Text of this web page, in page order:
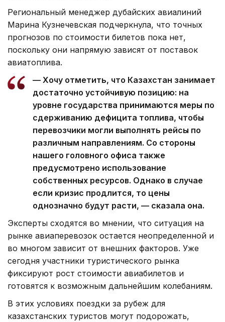
Региональный менеджер дубайских авиалиний
Марина Кузнечевская подчеркнула, что точных
прогнозов по стоимости билетов пока нет,
поскольку они напрямую зависят от поставок
авиатоплива.
— Хочу отметить, что Казахстан занимает
достаточно устойчивую позицию: на
уровне государства принимаются меры по
сдерживанию дефицита топлива, чтобы
перевозчики могли выполнять рейсы по
различным направлениям. Со стороны
нашего головного офиса также
предусмотрено использование
собственных ресурсов. Однако в случае
если кризис продлится, то цены
однозначно будут расти, — сказала она.
Эксперты сходятся во мнении, что ситуация на
рынке авиаперевозок остается неопределенной и
во многом зависит от внешних факторов. Уже
сегодня участники туристического рынка
фиксируют рост стоимости авиабилетов и
готовятся к возможным дальнейшим колебаниям.
В этих условиях поездки за рубеж для
казахстанских туристов могут подорожать,